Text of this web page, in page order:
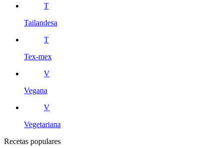
T
Tailandesa
T
Tex-mex
V
Vegana
V
Vegetariana
Recetas populares